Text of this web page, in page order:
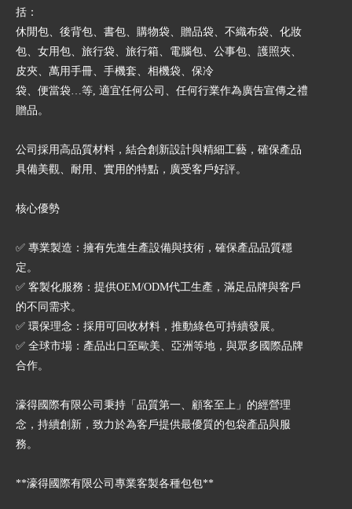
括：
休閒包、後背包、書包、購物袋、贈品袋、不織布袋、化妝
包、女用包、旅行袋、旅行箱、電腦包、公事包、護照夾、
皮夾、萬用手冊、手機套、相機袋、保冷
袋、便當袋…等, 適宜任何公司、任何行業作為廣告宣傳之禮
贈品。
公司採用高品質材料，結合創新設計與精細工藝，確保產品
具備美觀、耐用、實用的特點，廣受客戶好評。
核心優勢
✅ 專業製造：擁有先進生產設備與技術，確保產品品質穩
定。
✅ 客製化服務：提供OEM/ODM代工生產，滿足品牌與客戶
的不同需求。
✅ 環保理念：採用可回收材料，推動綠色可持續發展。
✅ 全球市場：產品出口至歐美、亞洲等地，與眾多國際品牌
合作。
濠得國際有限公司秉持「品質第一、顧客至上」的經營理
念，持續創新，致力於為客戶提供最優質的包袋產品與服
務。
**濠得國際有限公司專業客製各種包包**